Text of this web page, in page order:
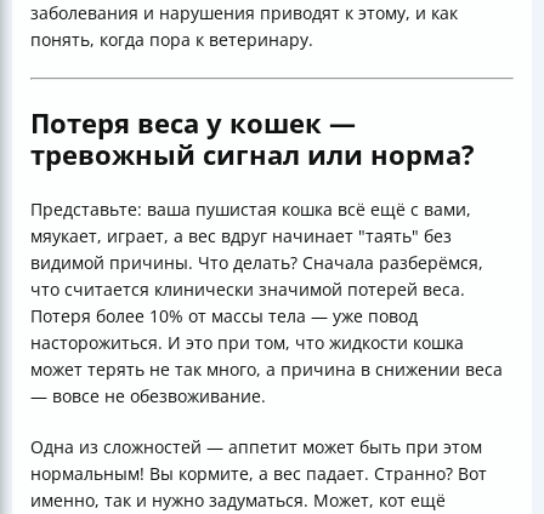
заболевания и нарушения приводят к этому, и как
понять, когда пора к ветеринару.
Потеря веса у кошек —
тревожный сигнал или норма?
Представьте: ваша пушистая кошка всё ещё с вами,
мяукает, играет, а вес вдруг начинает "таять" без
видимой причины. Что делать? Сначала разберёмся,
что считается клинически значимой потерей веса.
Потеря более 10% от массы тела — уже повод
насторожиться. И это при том, что жидкости кошка
может терять не так много, а причина в снижении веса
— вовсе не обезвоживание.
Одна из сложностей — аппетит может быть при этом
нормальным! Вы кормите, а вес падает. Странно? Вот
именно, так и нужно задуматься. Может, кот ещё